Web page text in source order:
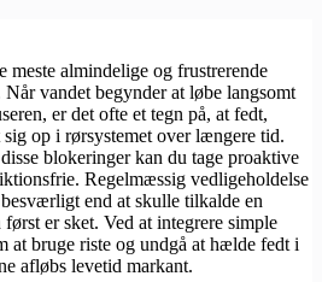
meste almindelige og frustrerende
vandet begynder at løbe langsomt
er det ofte et tegn på, at fedt,
op i rørsystemet over længere tid.
blokeringer kan du tage proaktive
Regelmæssig vedligeholdelse
end at skulle tilkalde en
er sket. Ved at integrere simple
at bruge riste og undgå at hælde fedt i
afløbs levetid markant.